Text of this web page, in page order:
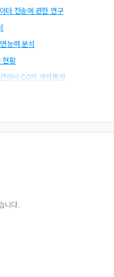
터 전송에 관한 연구
능력 분석
현황
에서 CO의 생성특성
적 연구
니다.